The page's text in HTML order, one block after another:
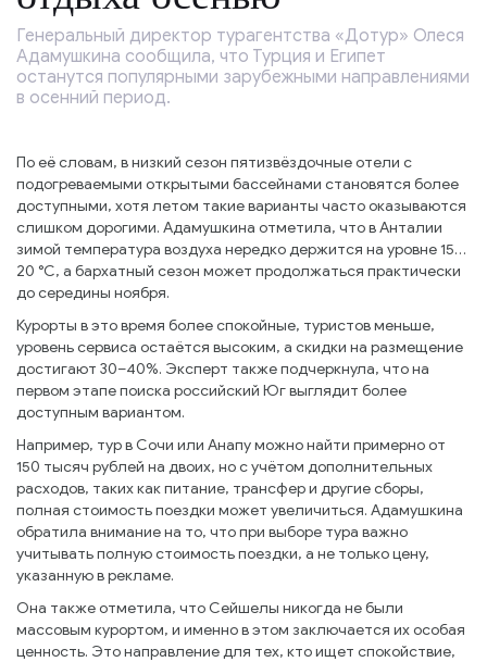
Генеральный директор турагентства «Дотур» Олеся
Адамушкина сообщила, что Турция и Египет
останутся популярными зарубежными направлениями
в осенний период.
По её словам, в низкий сезон пятизвёздочные отели с
подогреваемыми открытыми бассейнами становятся более
доступными, хотя летом такие варианты часто оказываются
слишком дорогими. Адамушкина отметила, что в Анталии
зимой температура воздуха нередко держится на уровне 15…
20 °C, а бархатный сезон может продолжаться практически
до середины ноября.
Курорты в это время более спокойные, туристов меньше,
уровень сервиса остаётся высоким, а скидки на размещение
достигают 30–40%. Эксперт также подчеркнула, что на
первом этапе поиска российский Юг выглядит более
доступным вариантом.
Например, тур в Сочи или Анапу можно найти примерно от
150 тысяч рублей на двоих, но с учётом дополнительных
расходов, таких как питание, трансфер и другие сборы,
полная стоимость поездки может увеличиться. Адамушкина
обратила внимание на то, что при выборе тура важно
учитывать полную стоимость поездки, а не только цену,
указанную в рекламе.
Она также отметила, что Сейшелы никогда не были
массовым курортом, и именно в этом заключается их особая
ценность. Это направление для тех, кто ищет спокойствие,